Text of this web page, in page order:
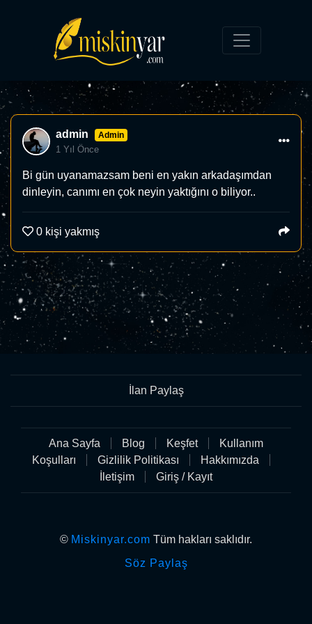
admin Admin
1 Yıl Önce
Bi gün uyanamazsam beni en yakın arkadaşımdan
dinleyin, canımı en çok neyin yaktığını o biliyor..
0 kişi yakmış
İlan Paylaş
Ana Sayfa Blog Keşfet
Kullanım
Koşulları
Gizlilik Politikası
Hakkımızda
İletişim
Giriş / Kayıt
© Miskinyar.com Tüm hakları saklıdır.
Söz Paylaş